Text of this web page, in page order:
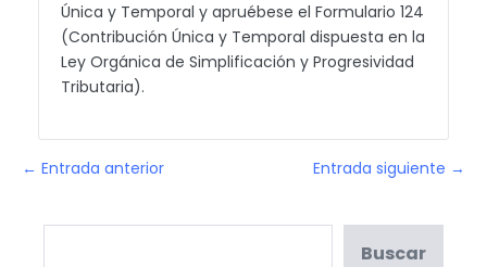
Única y Temporal y apruébese el Formulario 124
(Contribución Única y Temporal dispuesta en la
Ley Orgánica de Simplificación y Progresividad
Tributaria).
← Entrada anterior Entrada siguiente →
Buscar